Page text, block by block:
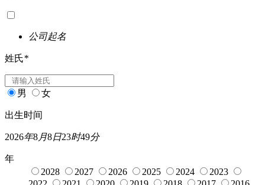
公司起名
姓氏*
男 女
出生时间
2026年8月8日23时49分
年
2028
2027 2026 2025 2024
2023